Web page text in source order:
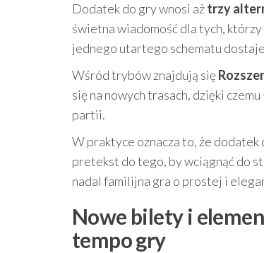
Dodatek do gry wnosi ażtrzy
świetna wiadomość dla tych,
jednego utartego schematu
Wśród trybów znajdują się
się na nowych trasach, dzięki
partii.
W praktyce oznacza to, że dodatek
pretekst do tego, by wciągnąć do
nadal familijna gra o prostej i
Nowe bilety i
tempo gry